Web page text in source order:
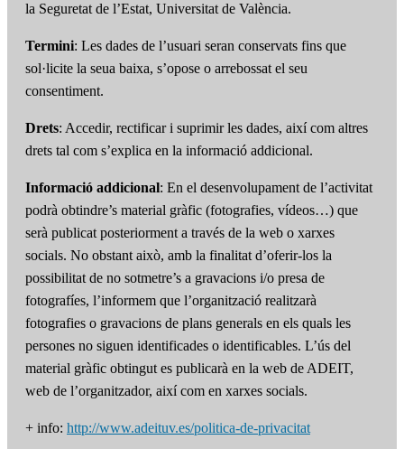
la Seguretat de l’Estat, Universitat de València.
Termini: Les dades de l’usuari seran conservats fins que
sol·licite la seua baixa, s’opose o arrebossat el seu
consentiment.
Drets: Accedir, rectificar i suprimir les dades, així com altres
drets tal com s’explica en la informació addicional.
Informació addicional: En el desenvolupament de l’activitat
podrà obtindre’s material gràfic (fotografies, vídeos…) que
serà publicat posteriorment a través de la web o xarxes
socials. No obstant això, amb la finalitat d’oferir-los la
possibilitat de no sotmetre’s a gravacions i/o presa de
fotografíes, l’informem que l’organització realitzarà
fotografies o gravacions de plans generals en els quals les
persones no siguen identificades o identificables. L’ús del
material gràfic obtingut es publicarà en la web de ADEIT,
web de l’organitzador, així com en xarxes socials.
+ info: http://www.adeituv.es/politica-de-privacitat